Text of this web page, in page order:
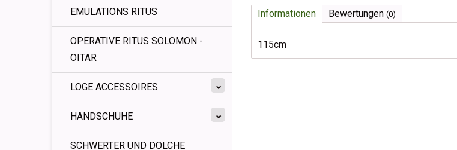
EMULATIONS RITUS
OPERATIVE RITUS SOLOMON -
OITAR
LOGE ACCESSOIRES
HANDSCHUHE
SCHWERTER UND DOLCHE
Informationen Bewertungen (0)
115cm